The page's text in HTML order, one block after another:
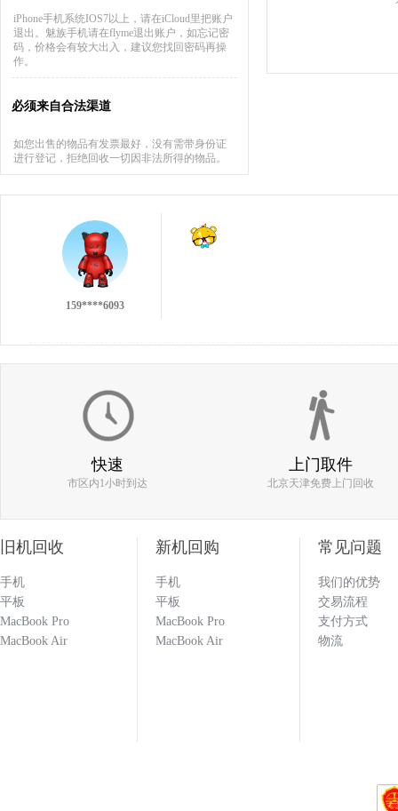
iPhone手机系统IOS7以上，请在iCloud里把账户
退出。魅族手机请在flyme退出账户，如忘记密
码，价格会有较大出入，建议您找回密码再操
作。
必须来自合法渠道
如您出售的物品有发票最好，没有需带身份证
进行登记，拒绝回收一切因非法所得的物品。
137****9551
159****6093
快速
市区内1小时到达
上门取件
北京天津免费上门回收
常见问题
我们的优势
交易流程
支付方式
物流
新机回购
手机
平板
MacBook Pro
MacBook Air
旧机回收
手机
平板
MacBook Pro
MacBook Air